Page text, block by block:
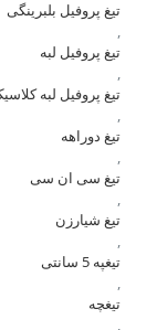
تیغ پروفیل بلبرینگی
,
تیغ پروفیل لبه
,
تیغ پروفیل لبه
,
تیغ دوراهه
,
تیغ سی ان سی
,
تیغ شیارزن
,
تیغپه 5 سانتی
,
تیغچه
,